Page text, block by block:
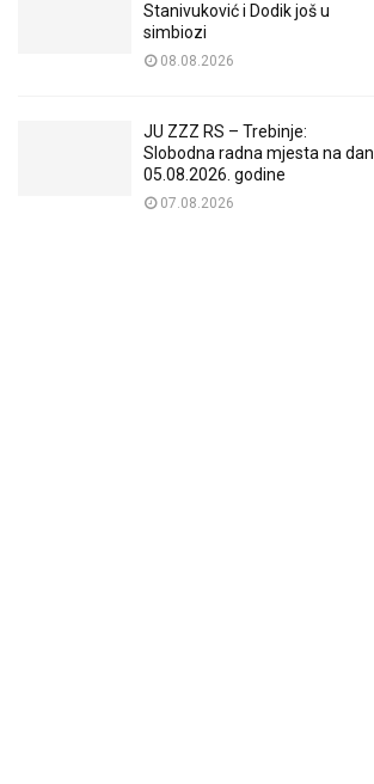
Stanivuković i Dodik još u
simbiozi
08.08.2026
JU ZZZ RS – Trebinje:
Slobodna radna mjesta na dan
05.08.2026. godine
07.08.2026